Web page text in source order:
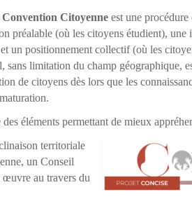
Convention Citoyenne est une
préalable (où les citoyens étudient), une
un positionnement collectif (où les
sans limitation du champ géographique,
de citoyens dès lors que les
des éléments permettant de mieux
territoriale
un Conseil
œuvre au travers du